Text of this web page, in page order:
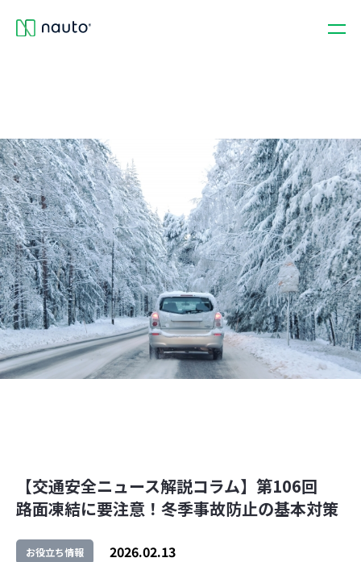
【交通安全ニュース解説コラム】第106回
路面凍結に要注意！冬季事故防止の基本対策
お役立ち情報 2026.02.13